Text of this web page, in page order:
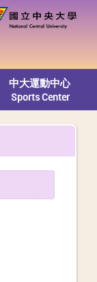
中大運動中心
Sports Center